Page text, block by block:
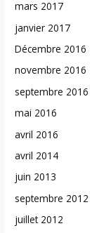
mars 2017
janvier 2017
Décembre 2016
novembre 2016
septembre 2016
mai 2016
avril 2016
avril 2014
juin 2013
septembre 2012
juillet 2012